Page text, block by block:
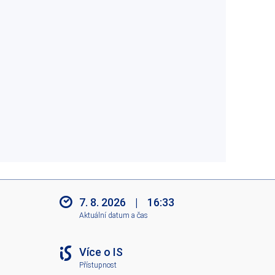
7. 8. 2026 | 16:33
Aktuální datum a čas
Více o IS
Přístupnost